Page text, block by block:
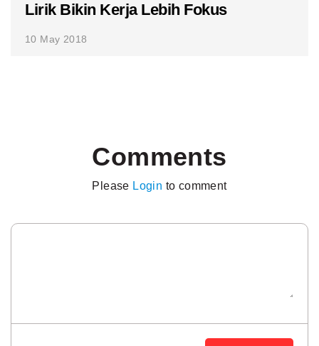
Lirik Bikin Kerja Lebih Fokus
10 May 2018
Comments
Please Login to comment